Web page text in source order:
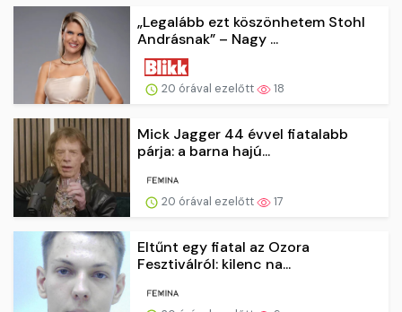
„Legalább ezt köszönhetem Stohl
Andrásnak” – Nagy ...
20 órával ezelőtt 18
Mick Jagger 44 évvel fiatalabb
párja: a barna hajú...
20 órával ezelőtt 17
Eltűnt egy fiatal az Ozora
Fesztiválról: kilenc na...